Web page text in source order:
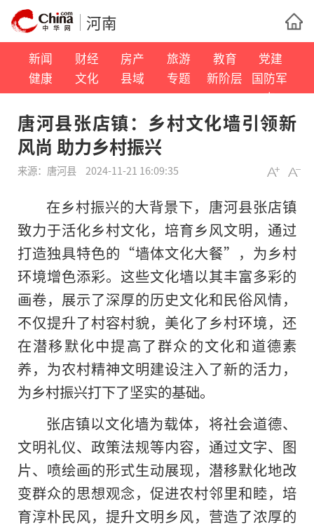
河南
新闻 财经 房产 旅游 教育
党建
健康
文化 县域 专题 新阶层
国防军
事
唐河县张店镇：乡村文化墙引领新
风尚 助力乡村振兴
来源： 唐河县 2024-11-21 16:09:35
在乡村振兴的大背景下，唐河县张店镇
致力于活化乡村文化，培育乡风文明，通过
打造独具特色的“墙体文化大餐”，为乡村
环境增色添彩。这些文化墙以其丰富多彩的
画卷，展示了深厚的历史文化和民俗风情，
不仅提升了村容村貌，美化了乡村环境，还
在潜移默化中提高了群众的文化和道德素
养，为农村精神文明建设注入了新的活力，
为乡村振兴打下了坚实的基础。
张店镇以文化墙为载体，将社会道德、
文明礼仪、政策法规等内容，通过文字、图
片、喷绘画的形式生动展现，潜移默化地改
变群众的思想观念，促进农村邻里和睦，培
育淳朴民风，提升文明乡风，营造了浓厚的